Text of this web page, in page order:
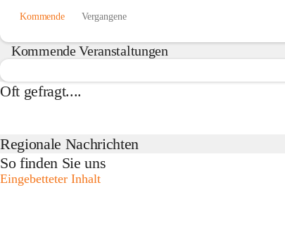
Kommende Vergangene
Kommende Veranstaltungen
Oft gefragt....
Regionale Nachrichten
So finden Sie uns
Eingebetteter Inhalt